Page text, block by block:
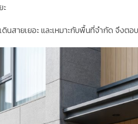
นสายเยอะ และเหมาะกับพื้นที่จำกัด จึงตอ